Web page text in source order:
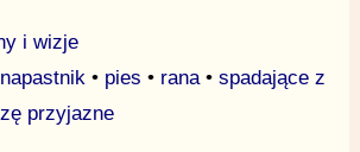
i wizje
napastnik• pies • rana• spadające z
przyjazne